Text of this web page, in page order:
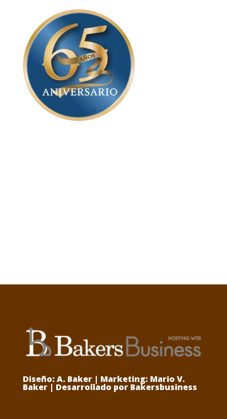
Diseño: A. Baker | Marketing: Mario V.
Baker | Desarrollado por Bakersbusiness